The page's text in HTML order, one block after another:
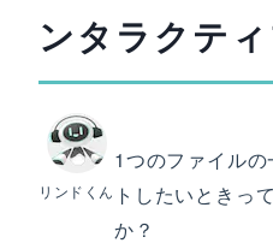
ンタラクテ
リンドくん
1つのファイル
トしたいときっ
か？